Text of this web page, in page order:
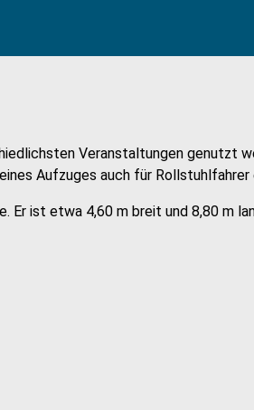
Veranstaltungen genutzt
Aufzuges auch für Rollstuhlfahrer
ist etwa 4,60 m breit und 8,80 m